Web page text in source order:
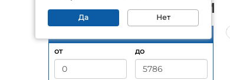
Да Нет
Запчасти к котлам
от
до